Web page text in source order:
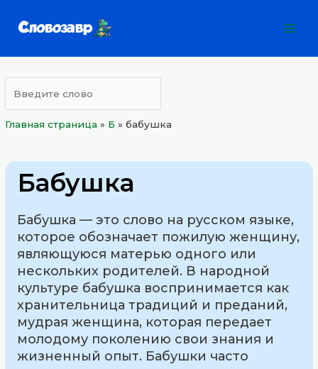
Главная страница » Б »бабушка
Бабушка
Бабушка — это слово на русском языке,
которое обозначает пожилую женщину,
являющуюся матерью одного или
нескольких родителей. В народной
культуре бабушка воспринимается как
хранительница традиций и преданий,
мудрая женщина, которая передает
молодому поколению свои знания и
жизненный опыт. Бабушки часто